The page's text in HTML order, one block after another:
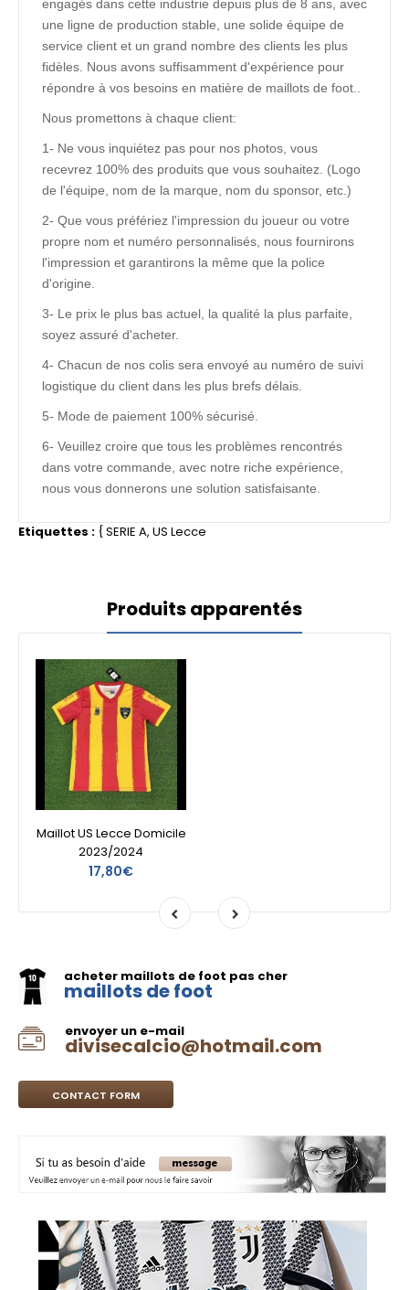
engagés dans cette industrie depuis plus de 8 ans, avec
une ligne de production stable, une solide équipe de
service client et un grand nombre des clients les plus
fidèles. Nous avons suffisamment d'expérience pour
répondre à vos besoins en matière de maillots de foot..
Nous promettons à chaque client:
1- Ne vous inquiétez pas pour nos photos, vous
recevrez 100% des produits que vous souhaitez. (Logo
de l'équipe, nom de la marque, nom du sponsor, etc.)
2- Que vous préfériez l'impression du joueur ou votre
propre nom et numéro personnalisés, nous fournirons
l'impression et garantirons la même que la police
d'origine.
3- Le prix le plus bas actuel, la qualité la plus parfaite,
soyez assuré d'acheter.
4- Chacun de nos colis sera envoyé au numéro de suivi
logistique du client dans les plus brefs délais.
5- Mode de paiement 100% sécurisé.
6- Veuillez croire que tous les problèmes rencontrés
dans votre commande, avec notre riche expérience,
nous vous donnerons une solution satisfaisante.
Etiquettes : {SERIE A, US Lecce
Produits apparentés
Maillot US Lecce Domicile
2023/2024
17,80€
acheter maillots de foot pas cher
maillots de foot
envoyer un e-mail
divisecalcio@hotmail.com
CONTACT FORM